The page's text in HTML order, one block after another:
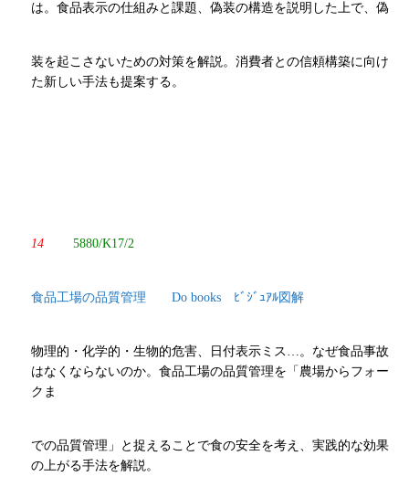
は。食品表示の仕組みと課題、偽装の構造を説明した上で、偽
装を起こさないための対策を解説。消費者との信頼構築に向け
た新しい手法も提案する。
14 5880/K17/2
食品工場の品質管理 Do books ﾋﾞｼﾞｭｱﾙ図解
物理的・化学的・生物的危害、日付表示ミス…。なぜ食品事故
はなくならないのか。食品工場の品質管理を「農場からフォー
クま
での品質管理」と捉えることで食の安全を考え、実践的な効果
の上がる手法を解説。